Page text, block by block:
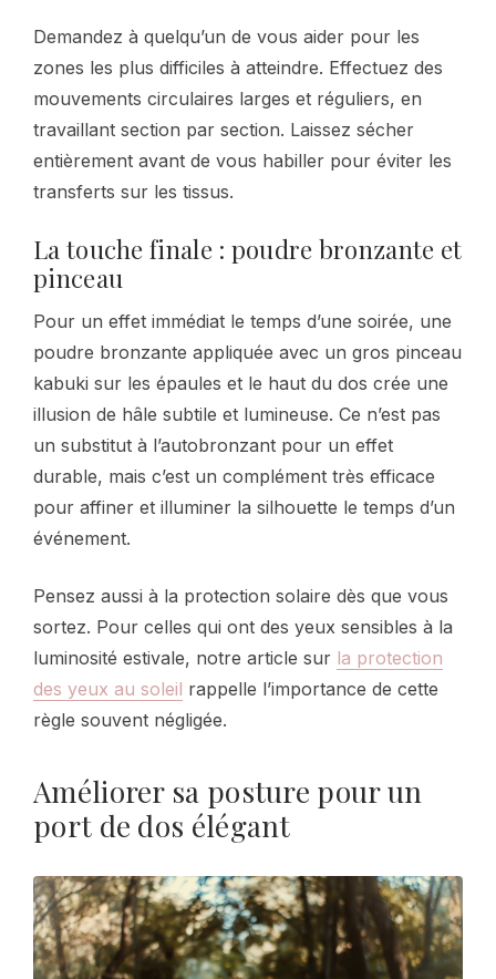
Demandez à quelqu’un de vous aider pour les
zones les plus difficiles à atteindre. Effectuez des
mouvements circulaires larges et réguliers, en
travaillant section par section. Laissez sécher
entièrement avant de vous habiller pour éviter les
transferts sur les tissus.
La touche finale : poudre bronzante et
pinceau
Pour un effet immédiat le temps d’une soirée, une
poudre bronzante appliquée avec un gros pinceau
kabuki sur les épaules et le haut du dos crée une
illusion de hâle subtile et lumineuse. Ce n’est pas
un substitut à l’autobronzant pour un effet
durable, mais c’est un complément très efficace
pour affiner et illuminer la silhouette le temps d’un
événement.
Pensez aussi à la protection solaire dès que vous
sortez. Pour celles qui ont des yeux sensibles à la
luminosité estivale, notre article sur la protection
des yeux au soleil rappelle l’importance de cette
règle souvent négligée.
Améliorer sa posture pour un
port de dos élégant